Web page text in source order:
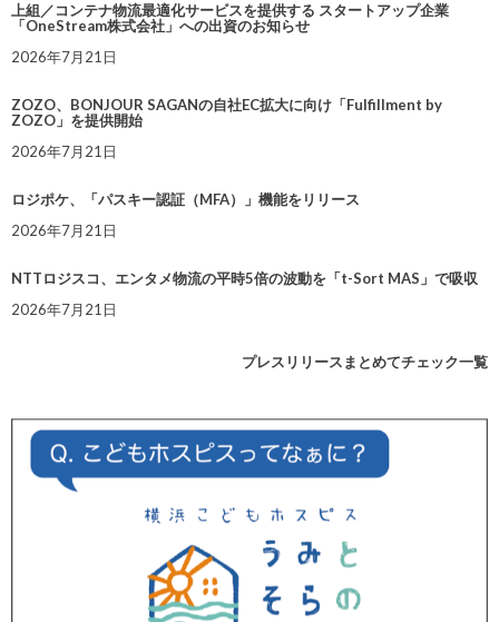
上組／コンテナ物流最適化サービスを提供する スタートアップ企業
「OneStream株式会社」への出資のお知らせ
2026年7月21日
ZOZO、BONJOUR SAGANの自社EC拡大に向け「Fulfillment by
ZOZO」を提供開始
2026年7月21日
ロジポケ、「パスキー認証（MFA）」機能をリリース
2026年7月21日
NTTロジスコ、エンタメ物流の平時5倍の波動を「t-Sort MAS」で吸収
2026年7月21日
プレスリリースまとめてチェック一覧